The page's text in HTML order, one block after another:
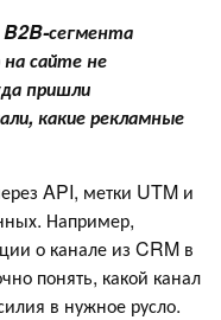
B2B-сегмента
сайте не
пришли
какие рекламные
API, метки UTM и
Например,
о канале из CRM в
понять, какой канал
в нужное русло.